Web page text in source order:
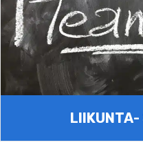
LIIKUNTA-